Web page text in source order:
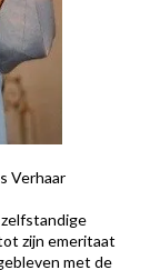
Verhaar
zijn emeritaat
met de